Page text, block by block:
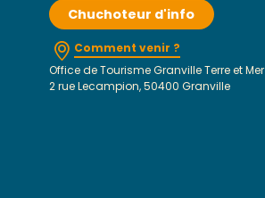
Chuchoteur d'info
Comment venir ?
Office de Tourisme Granville Terre et Mer
2 rue Lecampion, 50400 Granville